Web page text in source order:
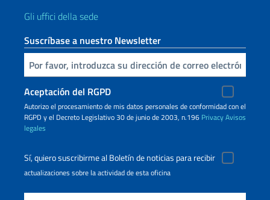
Gli uffici della sede
Suscríbase a nuestro Newsletter
Inserta tu correo electronico
Aceptación del RGPD
Autorizo ​​el procesamiento de mis datos personales de conformidad con el
RGPD y el Decreto Legislativo 30 de junio de 2003, n.196 PrivacyAvisos
legales
Sí, quiero suscribirme al Boletín de noticias para recibir
actualizaciones sobre la actividad de esta oficina